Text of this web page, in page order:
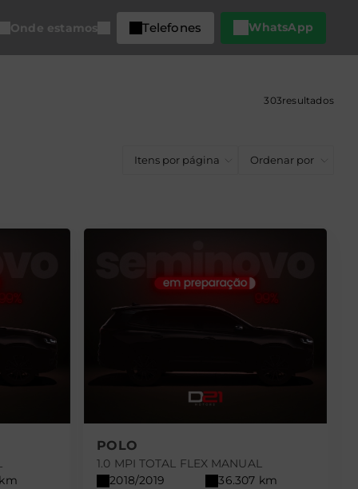
Onde estamos Telefones WhatsApp
303resultados
km
POLO
1.0 MPI TOTAL FLEX MANUAL
2018/2019
36.307 km